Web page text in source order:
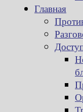
Главная